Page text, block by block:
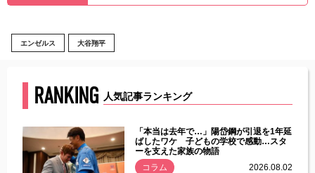
エンゼルス 大谷翔平
RANKING 人気記事ランキング
「本当は去年で…」陽岱鋼が引退を1年延
ばしたワケ 子どもの学校で感動…スタ
ーを支えた家族の物語
コラム
2026.08.02